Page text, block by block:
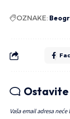
OZNAKE:
Vaša email adresa